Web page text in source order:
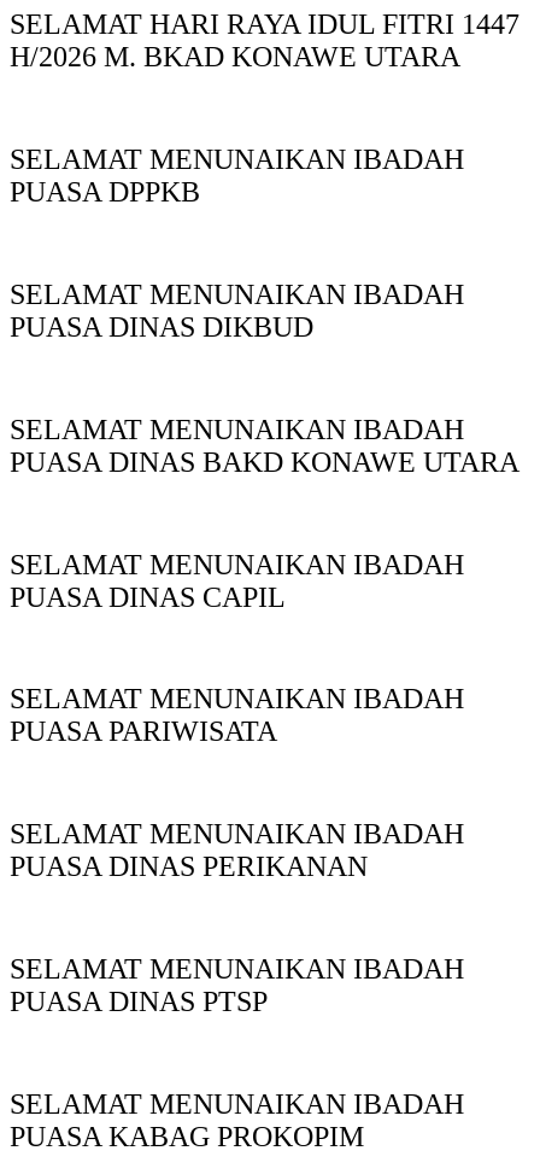
SELAMAT HARI RAYA IDUL FITRI 1447
H/2026 M. BKAD KONAWE UTARA
SELAMAT MENUNAIKAN IBADAH
PUASA DPPKB
SELAMAT MENUNAIKAN IBADAH
PUASA DINAS DIKBUD
SELAMAT MENUNAIKAN IBADAH
PUASA DINAS BAKD KONAWE UTARA
SELAMAT MENUNAIKAN IBADAH
PUASA DINAS CAPIL
SELAMAT MENUNAIKAN IBADAH
PUASA PARIWISATA
SELAMAT MENUNAIKAN IBADAH
PUASA DINAS PERIKANAN
SELAMAT MENUNAIKAN IBADAH
PUASA DINAS PTSP
SELAMAT MENUNAIKAN IBADAH
PUASA KABAG PROKOPIM